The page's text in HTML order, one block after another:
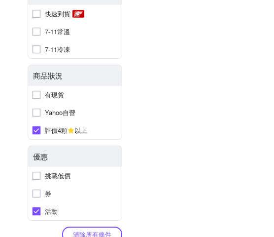
快速到貨
7-11常溫
7-11冷凍
商品狀況
有現貨
Yahoo自營
評價4顆
以上
優惠
挑戰低價
券
活動
清除所有條件